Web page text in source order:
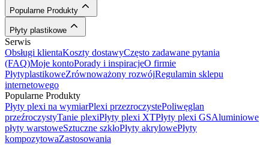
Popularne Produkty
Płyty plastikowe
Serwis
Obsługi klientaKoszty dostawyCzęsto zadawane pytania
(FAQ)Moje kontoPorady i inspiracjeO firmie
PłytyplastikoweZrównoważony rozwójRegulamin sklepu
internetowego
Popularne Produkty
Płyty plexi na wymiarPlexi przezroczystePoliwęglan
przeźroczystyTanie plexiPłyty plexi XTPłyty plexi GSAluminiowe
płyty warstoweSztuczne szkłoPłyty akrylowePłyty
kompozytowaZastosowania